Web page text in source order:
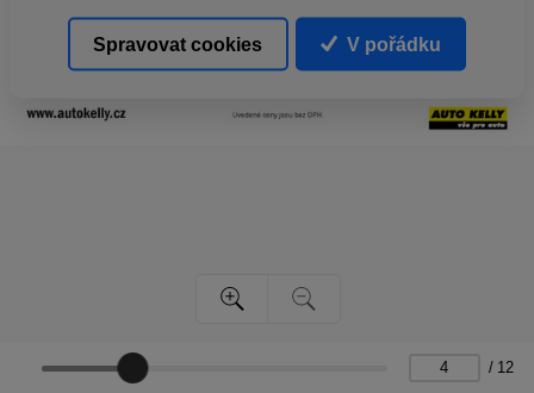
/ 12
Spravovat cookies V pořádku